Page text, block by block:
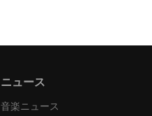
ニュース
音楽ニュース